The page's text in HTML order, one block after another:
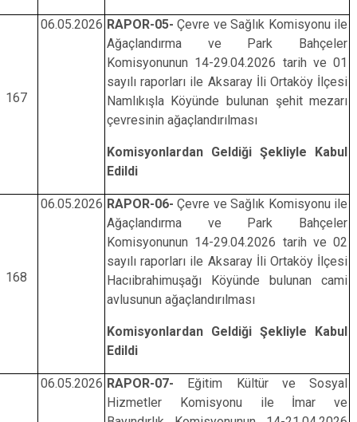
167
06.05.2026 RAPOR-05- Çevre ve Sağlık Komisyonu ile
Ağaçlandırma ve Park Bahçeler
Komisyonunun 14-29.04.2026 tarih ve 01
sayılı raporları ile Aksaray İli Ortaköy İlçesi
Namlıkışla Köyünde bulunan şehit mezarı
çevresinin ağaçlandırılması
Komisyonlardan Geldiği Şekliyle Kabul
Edildi
168
06.05.2026 RAPOR-06- Çevre ve Sağlık Komisyonu ile
Ağaçlandırma ve Park Bahçeler
Komisyonunun 14-29.04.2026 tarih ve 02
sayılı raporları ile Aksaray İli Ortaköy İlçesi
Hacıibrahimuşağı Köyünde bulunan cami
avlusunun ağaçlandırılması
Komisyonlardan Geldiği Şekliyle Kabul
Edildi
06.05.2026 RAPOR-07- Eğitim Kültür ve Sosyal
Hizmetler Komisyonu ile İmar ve